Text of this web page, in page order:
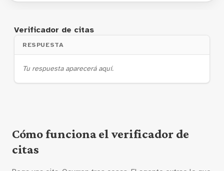
Verificador de citas
RESPUESTA
Tu respuesta aparecerá aquí.
Cómo funciona el verificador de
citas